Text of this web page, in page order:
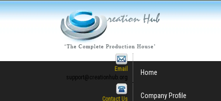
Email
support@creationhub.org
Contact Us
Home
Company Profile